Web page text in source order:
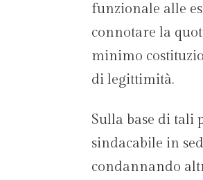
funzionale alle
connotare la
minimo
di legittimità.
Sulla base di tali
sindacabile in
condannando